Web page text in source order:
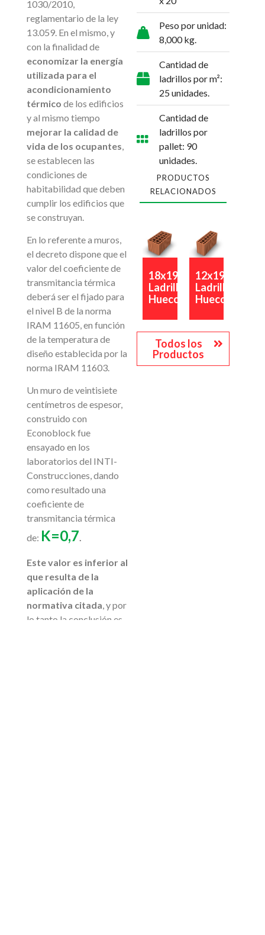
1030/2010,
reglamentario de la ley
13.059. En el mismo, y
con la finalidad de
economizar la energía
utilizada para el
acondicionamiento
térmico de los edificios
y al mismo tiempo
mejorar la calidad de
vida de los ocupantes
se establecen las
condiciones de
habitabilidad que deben
cumplir los edificios que
se construyan.
En lo referente a muros,
el decreto dispone que el
valor del coeficiente de
transmitancia térmica
deberá ser el fijado para
el nivel B de la norma
IRAM 11605, en función
de la temperatura de
diseño establecida por la
norma IRAM 11603.
Un muro de veintisiete
centímetros de espesor,
construido con
Econoblock fue
ensayado en los
laboratorios del INTI-
Construcciones, dando
como resultado una
coeficiente de
transmitancia térmica
de: K=0,7.
Este valor es inferior al
que resulta de la
aplicación de la
normativa citada , y por
lo tanto la conclusión es
Peso por unidad:
8,000 kg.
Cantidad de
ladrillos por m²:
25 unidades.
Cantidad de
ladrillos por
pallet: 90
unidades.
PRODUCTOS
RELACIONADOS
18x19x33
Ladrillo
Hueco
12x19x33
Ladrillo
Hueco
Todos los
Productos